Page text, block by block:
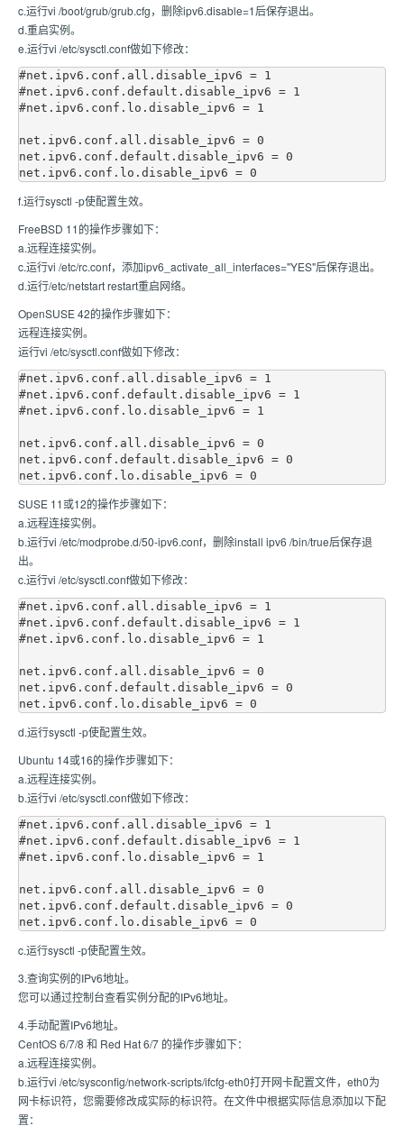
c.运行vi /boot/grub/grub.cfg，删除ipv6.disable=1后保存退出。
d.重启实例。
e.运行vi /etc/sysctl.conf做如下修改：
#net.ipv6.conf.all.disable_ipv6 = 1
#net.ipv6.conf.default.disable_ipv6 = 1
#net.ipv6.conf.lo.disable_ipv6 = 1
net.ipv6.conf.all.disable_ipv6 = 0
net.ipv6.conf.default.disable_ipv6 = 0
f.运行sysctl -p使配置生效。
FreeBSD 11的操作步骤如下：
a.远程连接实例。
c.运行vi /etc/rc.conf，添加ipv6_activate_all_interfaces="YES"后保存退出。
d.运行/etc/netstart restart重启网络。
OpenSUSE 42的操作步骤如下：
远程连接实例。
运行vi /etc/sysctl.conf做如下修改：
#net.ipv6.conf.all.disable_ipv6 = 1
#net.ipv6.conf.default.disable_ipv6 = 1
#net.ipv6.conf.lo.disable_ipv6 = 1
net.ipv6.conf.all.disable_ipv6 = 0
net.ipv6.conf.default.disable_ipv6 = 0
SUSE 11或12的操作步骤如下：
a.远程连接实例。
b.运行vi /etc/modprobe.d/50-ipv6.conf，删除install ipv6 /bin/true后保存退
出。
c.运行vi /etc/sysctl.conf做如下修改：
#net.ipv6.conf.all.disable_ipv6 = 1
#net.ipv6.conf.default.disable_ipv6 = 1
#net.ipv6.conf.lo.disable_ipv6 = 1
net.ipv6.conf.all.disable_ipv6 = 0
net.ipv6.conf.default.disable_ipv6 = 0
d.运行sysctl -p使配置生效。
Ubuntu 14或16的操作步骤如下：
a.远程连接实例。
b.运行vi /etc/sysctl.conf做如下修改：
#net.ipv6.conf.all.disable_ipv6 = 1
#net.ipv6.conf.default.disable_ipv6 = 1
#net.ipv6.conf.lo.disable_ipv6 = 1
net.ipv6.conf.all.disable_ipv6 = 0
net.ipv6.conf.default.disable_ipv6 = 0
c.运行sysctl -p使配置生效。
3.查询实例的IPv6地址。
您可以通过控制台查看实例分配的IPv6地址。
4.手动配置IPv6地址。
CentOS 6/7/8 和 Red Hat 6/7 的操作步骤如下：
a.远程连接实例。
b.运行vi /etc/sysconfig/network-scripts/ifcfg-eth0打开网卡配置文件，eth0为
网卡标识符，您需要修改成实际的标识符。在文件中根据实际信息添加以下配
置：